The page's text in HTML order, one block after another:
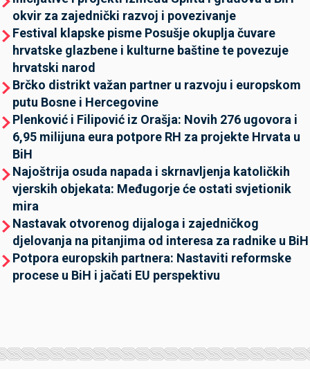
okvir za zajednički razvoj i povezivanje
Festival klapske pisme Posušje okuplja čuvare
hrvatske glazbene i kulturne baštine te povezuje
hrvatski narod
Brčko distrikt važan partner u razvoju i europskom
putu Bosne i Hercegovine
Plenković i Filipović iz Orašja: Novih 276 ugovora i
6,95 milijuna eura potpore RH za projekte Hrvata u
BiH
Najoštrija osuda napada i skrnavljenja katoličkih
vjerskih objekata: Međugorje će ostati svjetionik
mira
Nastavak otvorenog dijaloga i zajedničkog
djelovanja na pitanjima od interesa za radnike u BiH
Potpora europskih partnera: Nastaviti reformske
procese u BiH i jačati EU perspektivu